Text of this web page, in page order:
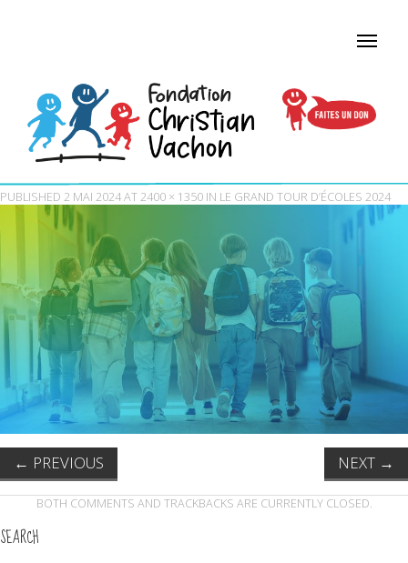
PUBLISHED 2 MAI 2024AT2400 × 1350 IN LE GRAND TOUR D’ÉCOLES 2024
← PREVIOUS NEXT →
BOTH COMMENTS AND TRACKBACKS ARE CURRENTLY CLOSED.
SEARCH